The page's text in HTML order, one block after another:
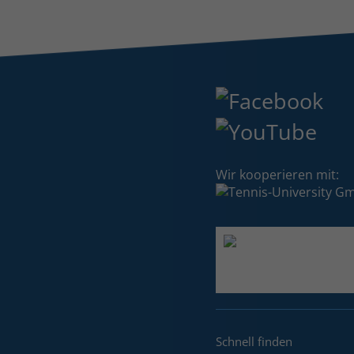
Wir kooperieren mit:
Schnell finden